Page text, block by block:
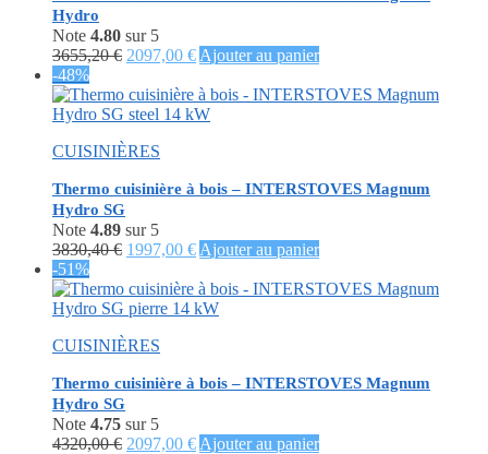
Hydro
Note 4.80 sur 5
3655,20€ Le
initial
était :
2097,00 €Le
actuel
est :
Ajouter au panier
-48%
CUISINIÈRES
Thermo cuisinière à bois – INTERSTOVES Magnum
Hydro SG
Note 4.89 sur 5
3830,40€ Le
initial
était :
1997,00 €Le
actuel
est :
Ajouter au panier
-51%
CUISINIÈRES
Thermo cuisinière à bois – INTERSTOVES Magnum
Hydro SG
Note 4.75 sur 5
4320,00€ Le
2097,00 €Le
Ajouter au panier